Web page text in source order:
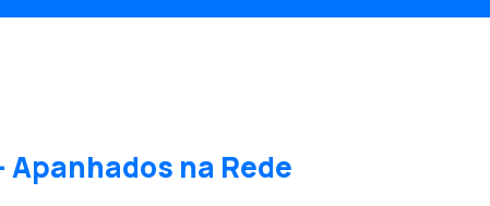
na Rede